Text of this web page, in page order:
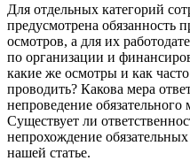
Для отдельных категорий
предусмотрена обязанность
осмотров, а для их
по организации и
какие же осмотры и как
проводить? Какова мера
непроведение
Существует ли
непрохождение
нашей статье.